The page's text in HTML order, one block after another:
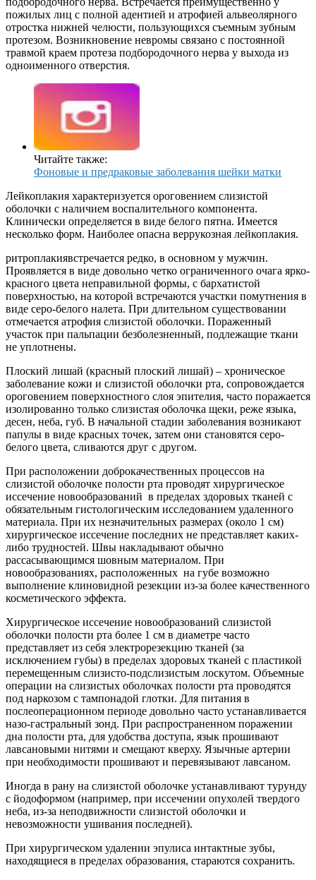
пожилых лиц с полной адентией и атрофией альвеолярного
отростка нижней челюсти, пользующихся съемным зубным
протезом. Возникновение невромы связано с постоянной
травмой краем протеза подбородочного нерва у выхода из
одноименного отверстия.
Читайте также:
Фоновые и предраковые заболевания шейки матки
Лейкоплакия характеризуется ороговением слизистой
оболочки с наличием воспалительного компонента.
Клинически определяется в виде белого пятна. Имеется
несколько форм. Наиболее опасна веррукозная лейкоплакия.
ритроплакиявстречается редко, в основном у мужчин.
Проявляется в виде довольно четко ограниченного очага ярко-
красного цвета неправильной формы, с бархатистой
поверхностью, на которой встречаются участки помутнения в
виде серо-белого налета. При длительном существовании
отмечается атрофия слизистой оболочки. Пораженный
участок при пальпации безболезненный, подлежащие ткани
не уплотнены.
Плоский лишай (красный плоский лишай) – хроническое
заболевание кожи и слизистой оболочки рта, сопровождается
ороговением поверхностного слоя эпителия, часто поражается
изолированно только слизистая оболочка щеки, реже языка,
десен, неба, губ. В начальной стадии заболевания возникают
папулы в виде красных точек, затем они становятся серо-
белого цвета, сливаются друг с другом.
При расположении доброкачественных процессов на
слизистой оболочке полости рта проводят хирургическое
иссечение новообразований в пределах здоровых тканей с
обя­зательным гистологическим исследованием удаленного
материала. При их незначительных размерах (около 1 см)
хирургическое иссечение последних не представляет каких-
либо трудностей. Швы накладывают обычно
рассасывающимся шовным материалом. При
новообразованиях, расположенных на губе возможно
выполнение клиновидной резекции из-за более качественного
косметического эффекта.
Хирургическое иссечение новообразований слизистой
оболочки полости рта более 1 см в диаметре часто
представляет из себя электрорезекцию тканей (за
исключением губы) в пределах здоровых тканей с пластикой
перемещенным слизисто-подслизистым лоскутом. Объемные
операции на слизистых оболочках полости рта проводятся
под наркозом с тампонадой глотки. Для питания в
послеоперационном периоде довольно часто устанавливается
назо-гастральный зонд. При распространенном поражении
дна полости рта, для удобства доступа, язык прошивают
лавсановыми нитями и смещают кверху. Язычные артерии
при необходимости прошивают и перевязывают лавсаном.
Иногда в рану на слизистой оболочке устанавливают турунду
с йодоформом (например, при иссечении опухолей твердого
неба, из-за неподвижности слизистой оболочки и
невозможности ушивания последней).
При хирургическом удалении эпулиса интактные зубы,
находящиеся в пределах образования, стараются сохранить.